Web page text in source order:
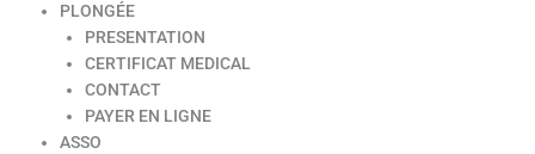
PLONGÉE
PRESENTATION
CERTIFICAT MEDICAL
CONTACT
PAYER EN LIGNE
ASSO